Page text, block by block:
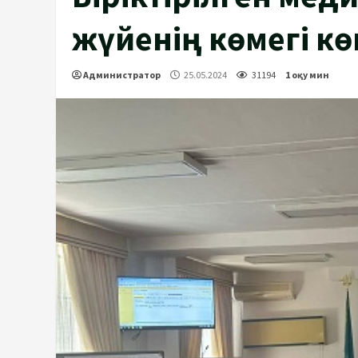
жүйенің көмегі
Администратор 25.05.2024 31194 1 оқу мин